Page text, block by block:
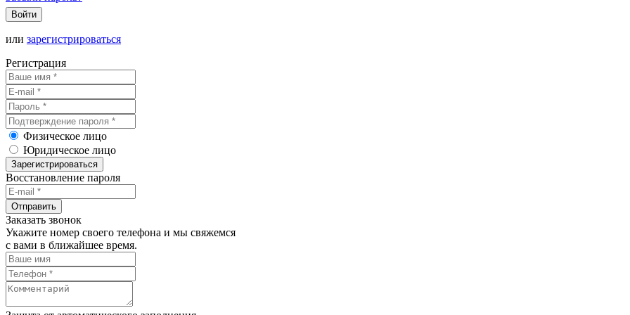
Войти
или зарегистрироваться
Регистрация
Физическое лицо
Юридическое лицо
Зарегистрироваться
Восстановление пароля
Отправить
Заказать звонок
Укажите номер своего телефона и мы свяжемся
с вами в ближайшее время.